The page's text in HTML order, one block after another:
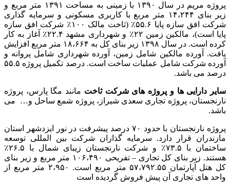
پروژه مریم در سال ۱۳۹۰ با زمینی به مساحت ۱۳۹۱ متر مربع و
زیر بنای ۱۴،۲۴۴ متر مربع با کاربری مسکونی و سرمایه گذاری
شرکت افق سازه پایا ۵۵.۶٪ (ثاخت مالک ۱۰۰٪ شرکت افق سازه
پایا است)، مالکین زمین ۲۲٪ و شهرداری مشهد ۲۲.۴٪ آغاز به کار
کرده است. در سال ۱۳۹۸ زیر بنای کل به ۱۸،۶۶۴ متر مربع افزایش
یافت. آورده مالکین شامل زمین، آورده شهرداری شامل پروانه و
آورده شرکت شامل عملیات ساخت است. درصد تکمیل پروژه ۵۵.۵
درصد می باشد.
سایر دارایی ها و پروژه های شرکت ثاخت مانند مگا پارس، پروژه
نارنجستان، پروژه تجاری سعدی شیراز، پروژه شمع ساحل و… می
باشد.
پروژه نارنجستان با حدود ۷۰ درصد پیشرفت در نور ایزدشهر استان
مازندران قرار دارد. سرمایه گذاران شرکت بین المللی توسعه
ساختمان با ۷۳.۵٪ و شرکت نارنجستان زیبای شمال با ۲۶.۵٪
هستند. زیر بنای کل تجاری – تفریحی ۱۰۶،۴۹۰ متر مربع و زیر بنای
کل هتل آپارتمان ۵۷،۷۹۲.۵۵ متر مربع است. ۲،۹۵۰ متر مربع از
واحد های تجاری آن پیش فروش گردیده است